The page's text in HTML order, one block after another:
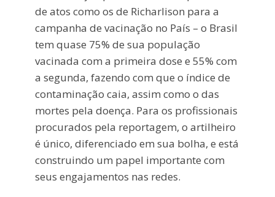
de atos como os de Richarlison para a
campanha de vacinação no País – o Brasil
tem quase 75% de sua população
vacinada com a primeira dose e 55% com
a segunda, fazendo com que o índice de
contaminação caia, assim como o das
mortes pela doença. Para os profissionais
procurados pela reportagem, o artilheiro
é único, diferenciado em sua bolha, e está
construindo um papel importante com
seus engajamentos nas redes.